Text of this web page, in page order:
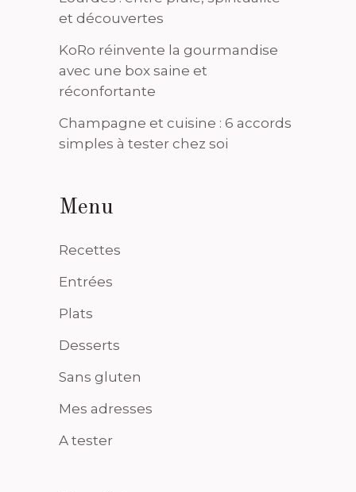
et découvertes
KoRo réinvente la gourmandise
avec une box saine et
réconfortante
Champagne et cuisine : 6 accords
simples à tester chez soi
Menu
Recettes
Entrées
Plats
Desserts
Sans gluten
Mes adresses
A tester